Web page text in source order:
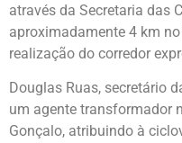
através da Secretaria das
aproximadamente 4 km
realização do corredor
Douglas Ruas, secretário
um agente transformador
Gonçalo, atribuindo à